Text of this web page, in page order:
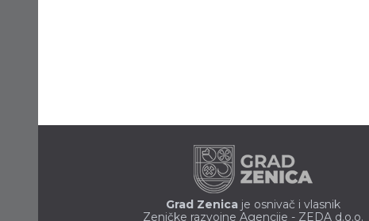
Grad Zenica je osnivač i vlasnik
Zeničke razvojne Agencije - ZEDA d.o.o.